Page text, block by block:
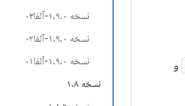
نسخه ۱.۹.۰-آلفا۰۳
نسخه ۱.۹.۰-آلفا۰۲
نسخه ۱.۹.۰-آلفا۰۱
نسخه ۱.۸
و